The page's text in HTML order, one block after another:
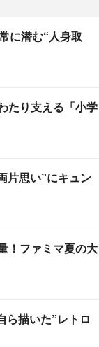
に潜む“人身取
たり支える「小学
片思い”にキュン
！ファミマ夏の大
描いた”レトロ